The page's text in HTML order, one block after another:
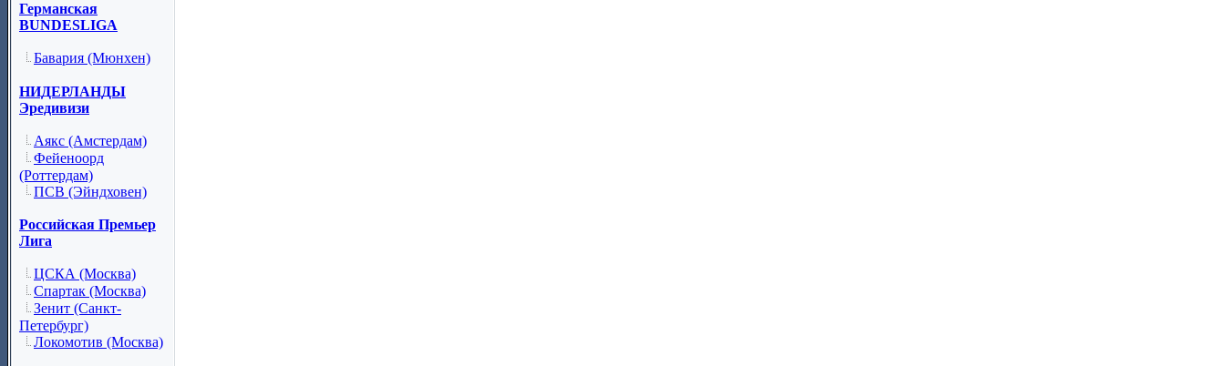
Германская
BUNDESLIGA
Бавария (Мюнхен)
НИДЕРЛАНДЫ
Эредивизи
Аякс (Амстердам)
Фейеноорд
(Роттердам)
ПСВ (Эйндховен)
Российская Премьер
Лига
ЦСКА (Москва)
Спартак (Москва)
Зенит (Санкт-
Петербург)
Локомотив (Москва)